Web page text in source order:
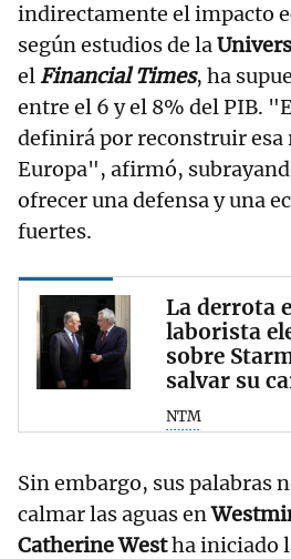
indirectamente el impacto
según estudios de la
elFinancial Times, ha
entre el 6 y el 8% del PIB.
definirá por reconstruir esa
Europa", afirmó,
ofrecer una defensa y una
fuertes.
La derrota
laborista
sobre
salvar su
NTM
Sin embargo, sus palabras
calmar las aguas en
Catherine Westha iniciado